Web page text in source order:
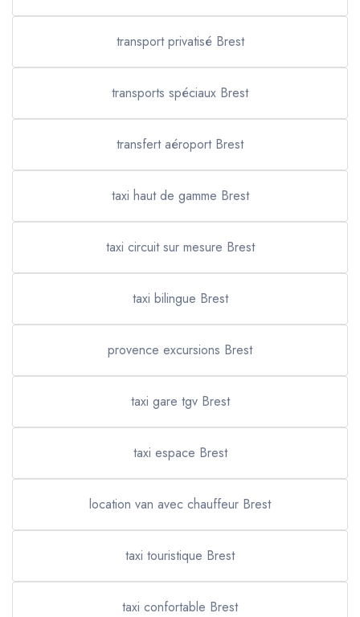
transport privatisé Brest
transports spéciaux Brest
transfert aéroport Brest
taxi haut de gamme Brest
taxi circuit sur mesure Brest
taxi bilingue Brest
provence excursions Brest
taxi gare tgv Brest
taxi espace Brest
location van avec chauffeur Brest
taxi touristique Brest
taxi confortable Brest